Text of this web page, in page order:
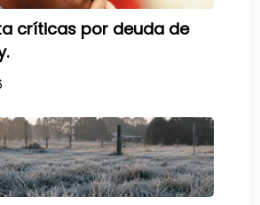
críticas por deuda de